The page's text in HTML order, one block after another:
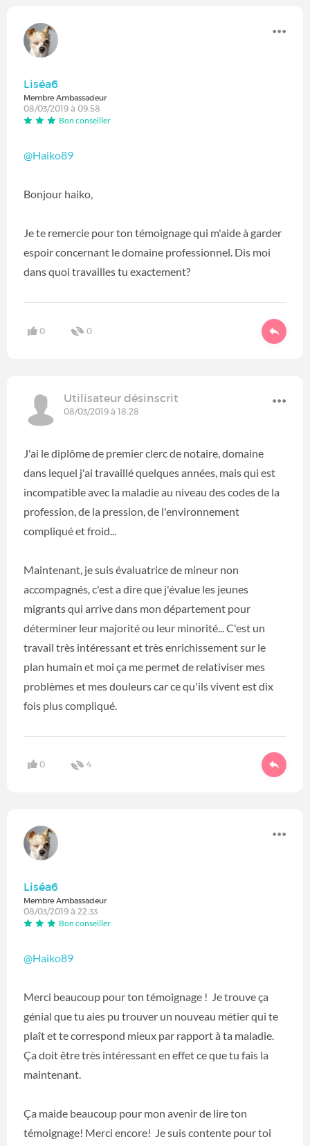
Liséa6
Membre Ambassadeur
08/03/2019 à 09:58
Bon conseiller
@Haiko89
Bonjour haiko,
Je te remercie pour ton témoignage qui m'aide à garder
espoir concernant le domaine professionnel. Dis moi
dans quoi travailles tu exactement?
0 0
Utilisateur désinscrit
08/03/2019 à 18:28
J'ai le diplôme de premier clerc de notaire, domaine
dans lequel j'ai travaillé quelques années, mais qui est
incompatible avec la maladie au niveau des codes de la
profession, de la pression, de l'environnement
compliqué et froid...
Maintenant, je suis évaluatrice de mineur non
accompagnés, c'est a dire que j'évalue les jeunes
migrants qui arrive dans mon département pour
déterminer leur majorité ou leur minorité... C'est un
travail très intéressant et très enrichissement sur le
plan humain et moi ça me permet de relativiser mes
problèmes et mes douleurs car ce qu'ils vivent est dix
fois plus compliqué.
0 4
Liséa6
Membre Ambassadeur
08/03/2019 à 22:33
Bon conseiller
@Haiko89
Merci beaucoup pour ton témoignage ! Je trouve ça
génial que tu aies pu trouver un nouveau métier qui te
plaît et te correspond mieux par rapport à ta maladie.
Ça doit être très intéressant en effet ce que tu fais la
maintenant.
Ça maide beaucoup pour mon avenir de lire ton
témoignage! Merci encore! Je suis contente pour toi